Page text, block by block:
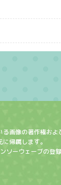
画像の著作権およ
帰属します。
ソーウェーブの登録